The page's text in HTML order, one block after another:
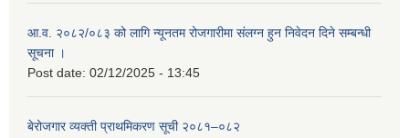
आ.व. २०८२/०८३ को लागि न्यूनतम रोजगारीमा संलग्न हुन निवेदन दिने सम्बन्धी
सूचना ।
Post date: 02/12/2025 - 13:45
बेरोजगार व्यक्ती प्राथमिकरण सूची २०८१–०८२